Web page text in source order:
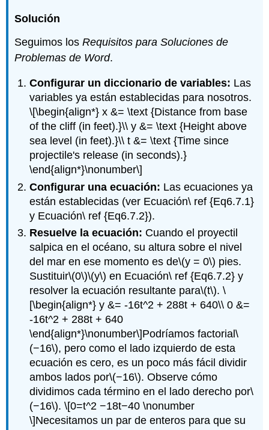
Solución
Seguimos losRequisitos para Soluciones de
Problemas de Word.
Configurar un diccionario de variables: Las
variables ya están establecidas para nosotros.
\[\begin{align*} x &= \text {Distance from base
of the cliff (in feet).}\\ y &= \text {Height above
sea level (in feet).}\\ t &= \text {Time since
projectile's release (in seconds).}
\end{align*}\nonumber\]
Configurar una ecuación: Las ecuaciones ya
están establecidas (ver Ecuación\ ref {Eq6.7.1}
y Ecuación\ ref {Eq6.7.2}).
Resuelve la ecuación: Cuando el proyectil
salpica en el océano, su altura sobre el nivel
del mar en ese momento es de\(y = 0\) pies.
Sustituir\(0\)\(y\) en Ecuación\ ref {Eq6.7.2} y
resolver la ecuación resultante para\(t\).\
[\begin{align*} y &= -16t^2 + 288t + 640\\ 0 &=
-16t^2 + 288t + 640
\end{align*}\nonumber\]Podríamos factorial\
(−16\), pero como el lado izquierdo de esta
ecuación es cero, es un poco más fácil dividir
ambos lados por\(−16\). Observe cómo
dividimos cada término en el lado derecho por\
(−16\).\[0=t^2 −18t−40 \nonumber
\]Necesitamos un par de enteros para que su